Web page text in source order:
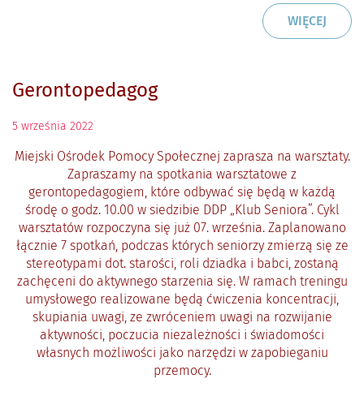
CZYTAJ
WIĘCEJ O:
Gerontopedagog
5 września 2022
Miejski Ośrodek Pomocy Społecznej zaprasza na warsztaty.
Zapraszamy na spotkania warsztatowe z
gerontopedagogiem, które odbywać się będą w każdą
środę o godz. 10.00 w siedzibie DDP „Klub Seniora”. Cykl
warsztatów rozpoczyna się już 07. września. Zaplanowano
łącznie 7 spotkań, podczas których seniorzy zmierzą się ze
stereotypami dot. starości, roli dziadka i babci, zostaną
zachęceni do aktywnego starzenia się. W ramach treningu
umysłowego realizowane będą ćwiczenia koncentracji,
skupiania uwagi, ze zwróceniem uwagi na rozwijanie
aktywności, poczucia niezależności i świadomości
własnych możliwości jako narzędzi w zapobieganiu
przemocy.